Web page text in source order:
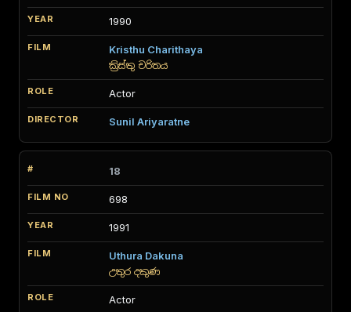
1990
Kristhu Charithaya
ක්‍රිස්තු චරිතය
Actor
Sunil Ariyaratne
18
698
1991
Uthura Dakuna
උතුර දකුණ
Actor